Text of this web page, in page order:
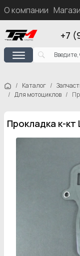
О компании
+7
Каталог
Для мотоциклов
Прокладка к-кт